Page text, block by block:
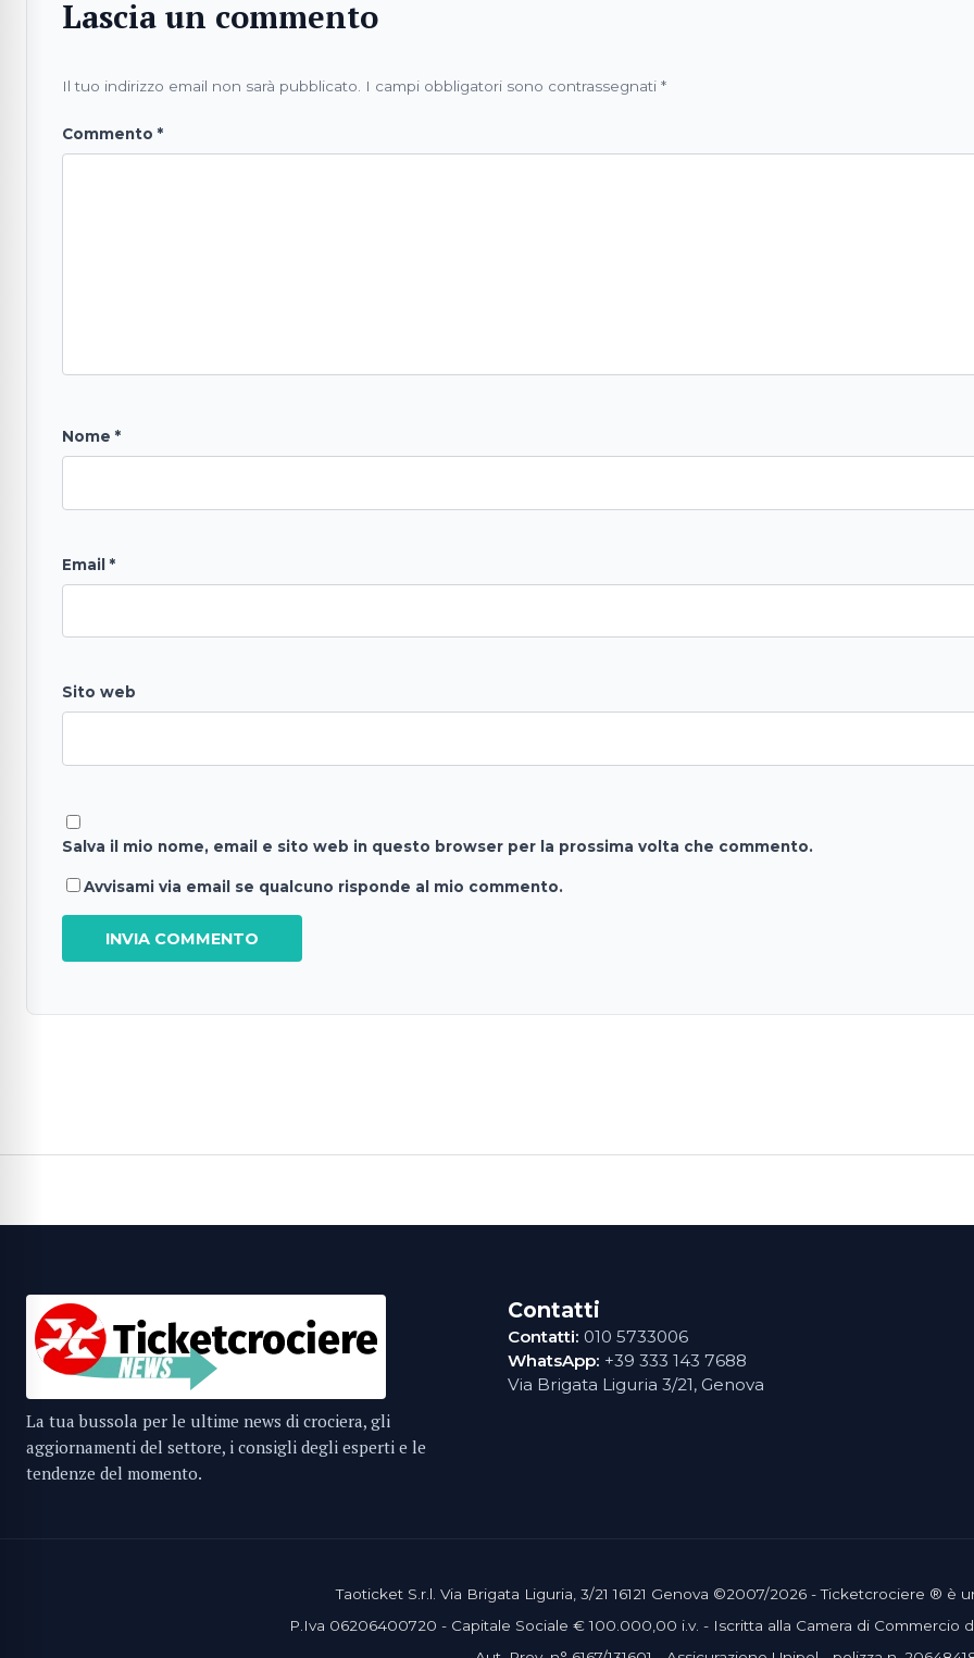
Lascia un commento
Il tuo indirizzo email non sarà pubblicato. I campi obbligatori sono contrassegnati *
Commento *
Nome *
Email *
Sito web
Salva il mio nome, email e sito web in questo browser per la prossima volta che commento.
Avvisami via email se qualcuno risponde al mio commento.
La tua bussola per le ultime news di crociera, gli
aggiornamenti del settore, i consigli degli esperti e le
tendenze del momento.
Contatti
Contatti: 010 5733006
WhatsApp: +39 333 143 7688
Via Brigata Liguria 3/21, Genova
Taoticket S.r.l. Via Brigata Liguria, 3/21 16121 Genova ©2007/2026 - Ticketcrociere ® è
P.Iva 06206400720 - Capitale Sociale € 100.000,00 i.v. - Iscritta alla Camera di Commercio